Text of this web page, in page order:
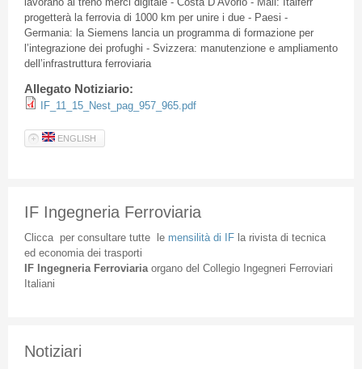
progetteràla ferrovia di 1000 km per unirei due - Paesi -
Germania: la Siemens lanciaun programma di formazioneper
l’integrazione dei profughi - Svizzera: manutenzionee ampliamento
dell’infrastruttura ferroviaria
Allegato Notiziario:
IF_11_15_Nest_pag_957_965.pdf
ENGLISH
IF Ingegneria Ferroviaria
Cliccaper consultare tuttele mensilità di IFla rivista di tecnica
ed economia dei trasporti
IF Ingegneria Ferroviaria organodel Collegio Ingegneri Ferroviari
Italiani
Notiziari